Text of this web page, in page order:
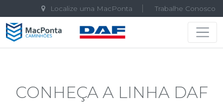
Localize uma MacPonta Trabalhe Conosco
Navegação principal
CONHEÇA A LINHA DAF